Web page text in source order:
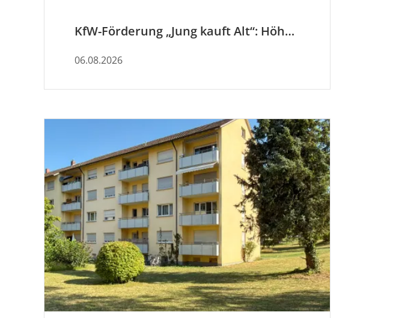
KfW-Förderung „Jung kauft Alt“: Höhere Kredite ab August 2026
06.08.2026